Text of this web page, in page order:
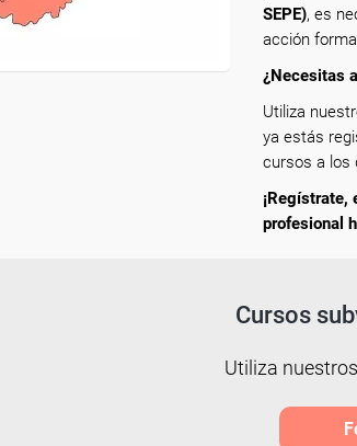
SEPE), es
acción
¿Necesitas
Utiliza
ya estás
cursos a los
profesional
Cursos
Utiliza